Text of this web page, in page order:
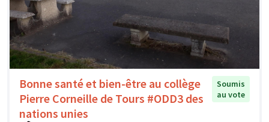
Bonne santé et bien-être au collège
Pierre Corneille de Tours #ODD3 des
nations unies
Soumis
au vote